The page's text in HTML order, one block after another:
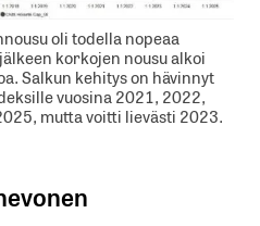
oli todella nopeaa
korkojen nousu alkoi
Salkun kehitys on hävinnyt
vuosina 2021, 2022,
mutta voitti lievästi 2023.